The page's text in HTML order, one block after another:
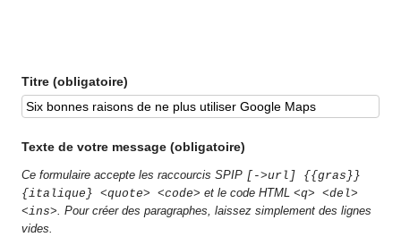
Titre (obligatoire)
Texte de votre message (obligatoire)
Ce formulaire accepte les raccourcis SPIP [->url] {{gras}}
{italique} <quote> <code> et le code HTML<q> <del>
<ins> . Pour créer des paragraphes, laissez simplement des lignes
vides.